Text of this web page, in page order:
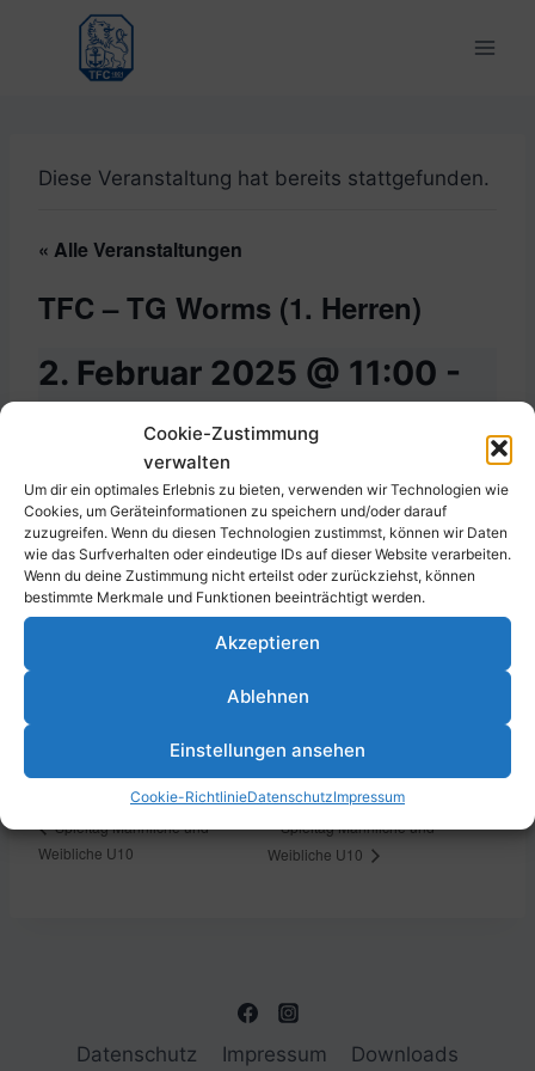
Cookie-Zustimmung
verwalten
Um dir ein optimales Erlebnis zu bieten, verwenden wir Technologien wie
Cookies, um Geräteinformationen zu speichern und/oder darauf
zuzugreifen. Wenn du diesen Technologien zustimmst, können wir Daten
wie das Surfverhalten oder eindeutige IDs auf dieser Website verarbeiten.
Wenn du deine Zustimmung nicht erteilst oder zurückziehst, können
bestimmte Merkmale und Funktionen beeinträchtigt werden.
Akzeptieren
Ablehnen
Einstellungen ansehen
Cookie-RichtlinieDatenschutzImpressum
springen
Diese Veranstaltung hat bereits stattgefunden.
« Alle Veranstaltungen
TFC – TG Worms (1. Herren)
2. Februar 2025 @ 11:00 -
Zum Kalender hinzufügen
VERANSTALTUNGSORT
Reimann-Straße 24, 67061
Deutschland
Spieltag Männliche und
Weibliche U10
Spieltag Männliche und
Weibliche U10
Datenschutz Impressum Downloads